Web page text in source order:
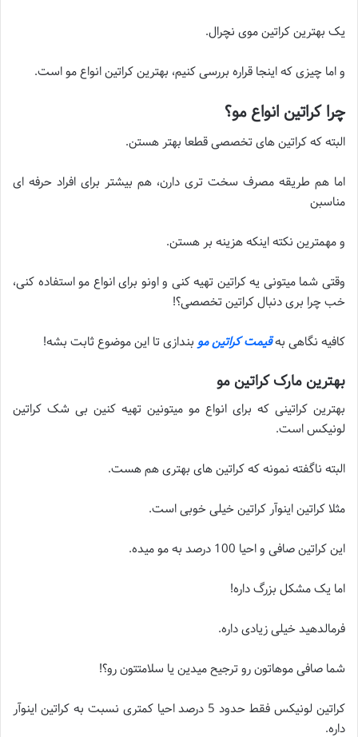
یک بهترین کراتین موی نچرال.
و اما چیزی که اینجا قراره بررسی کنیم، بهترین کراتین انواع مو است.
چرا کراتین انواع مو؟
البته که کراتین های تخصصی قطعا بهتر هستن.
اما هم طریقه مصرف سخت تری دارن، هم بیشتر برای افراد حرفه ای
مناسبن
و مهمترین نکته اینکه هزینه بر هستن.
وقتی شما میتونی یه کراتین تهیه کنی و اونو برای انواع مو استفاده کنی،
خب چرا بری دنبال کراتین تخصصی؟!
کافیه نگاهی بهقیمت کراتین مو بندازی تا این موضوع ثابت بشه!
بهترین مارک کراتین مو
بهترین کراتینی که برای انواع مو میتونین تهیه کنین بی شک کراتین
لونیکس است.
البته ناگفته نمونه که کراتین های بهتری هم هست.
مثلا کراتین اینوآر کراتین خیلی خوبی است.
این کراتین صافی و احیا 100 درصد به مو میده.
اما یک مشکل بزرگ داره!
فرمالدهید خیلی زیادی داره.
شما صافی موهاتون رو ترجیح میدین یا سلامتتون رو؟!
کراتین لونیکس فقط حدود 5 درصد احیا کمتری نسبت به کراتین اینوآر
داره.